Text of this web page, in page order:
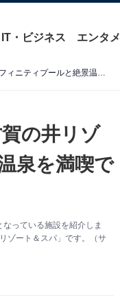
IT・ビジネス エンタメ
【楽天トラベル売れ筋1位】和歌山県「白浜古賀の井リゾート＆スパ」はインフィニティプールと絶景温泉を満喫できる宿【6月13日】
の井リゾ
泉を満喫で
っている施設を紹介しま
ゾート＆スパ」です。（サ